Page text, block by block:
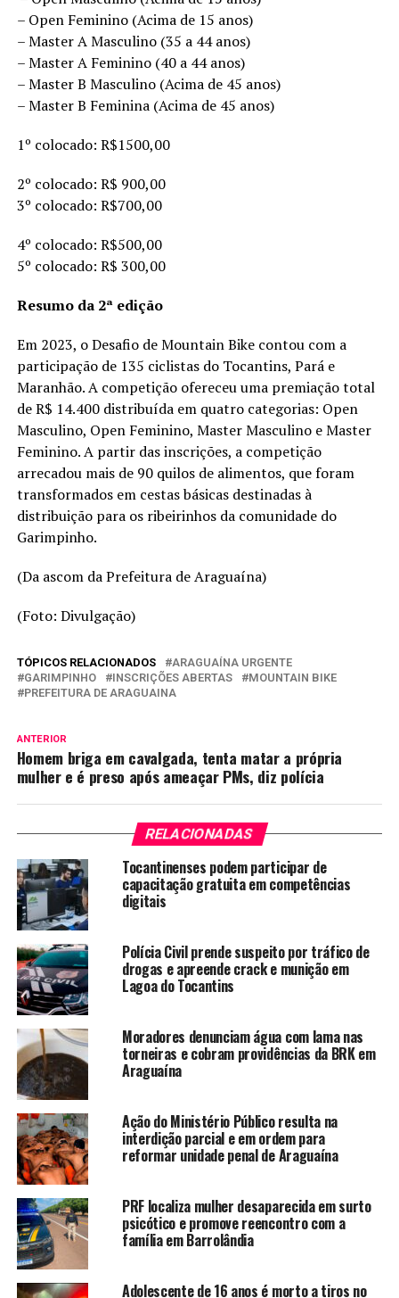
– Open Feminino (Acima de 15 anos)
– Master A Masculino (35 a 44 anos)
– Master A Feminino (40 a 44 anos)
– Master B Masculino (Acima de 45 anos)
– Master B Feminina (Acima de 45 anos)
1º colocado: R$1500,00
2º colocado: R$ 900,00
3º colocado: R$700,00
4º colocado: R$500,00
5º colocado: R$ 300,00
Resumo da 2ª edição
Em 2023, o Desafio de Mountain Bike contou com a
participação de 135 ciclistas do Tocantins, Pará e
Maranhão. A competição ofereceu uma premiação total
de R$ 14.400 distribuída em quatro categorias: Open
Masculino, Open Feminino, Master Masculino e Master
Feminino. A partir das inscrições, a competição
arrecadou mais de 90 quilos de alimentos, que foram
transformados em cestas básicas destinadas à
distribuição para os ribeirinhos da comunidade do
Garimpinho.
(Da ascom da Prefeitura de Araguaína)
(Foto: Divulgação)
TÓPICOS RELACIONADOS
ARAGUAÍNA URGENTE
GARIMPINHO
INSCRIÇÕES ABERTAS
MOUNTAIN BIKE
PREFEITURA DE ARAGUAINA
ANTERIOR
Homem briga em cavalgada, tenta matar a própria
mulher e é preso após ameaçar PMs, diz polícia
RELACIONADAS
Tocantinenses podem participar de
capacitação gratuita em competências
digitais
Polícia Civil prende suspeito por tráfico de
drogas e apreende crack e munição em
Lagoa do Tocantins
Moradores denunciam água com lama nas
torneiras e cobram providências da BRK em
Araguaína
Ação do Ministério Público resulta na
interdição parcial e em ordem para
reformar unidade penal de Araguaína
PRF localiza mulher desaparecida em surto
psicótico e promove reencontro com a
família em Barrolândia
Adolescente de 16 anos é morto a tiros no